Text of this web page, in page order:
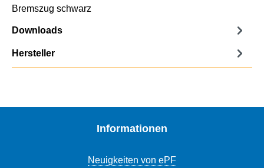
Bremszug schwarz
Downloads
Hersteller
Informationen
Neuigkeiten von ePF